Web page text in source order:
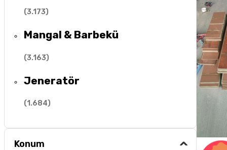
(3.173)
Mangal & Barbekü
(3.163)
Jeneratör
(1.684)
Konum